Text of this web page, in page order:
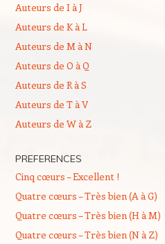
Auteurs de I à J
Auteurs de K à L
Auteurs de M à N
Auteurs de O à Q
Auteurs de R à S
Auteurs de T à V
Auteurs de W à Z
PREFERENCES
Cinq cœurs – Excellent !
Quatre cœurs – Très bien (A à G)
Quatre cœurs – Très bien (H à M)
Quatre cœurs – Très bien (N à Z)